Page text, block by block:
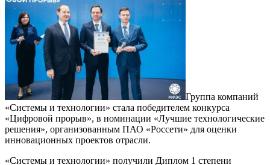
Группа компаний
«Системы и технологии» стала победителем конкурса
«Цифровой прорыв», в номинации «Лучшие технологические
решения», организованным ПАО «Россети» для оценки
инновационных проектов отрасли.
«Системы и технологии» получили Диплом 1 степени